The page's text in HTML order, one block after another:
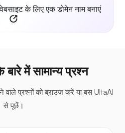
के लिए एक डोमेन नाम बनाएं
में सामान्य प्रश्न
वाले प्रश्नों को ब्राउज़ करें या बस UltaAI
से पूछें।